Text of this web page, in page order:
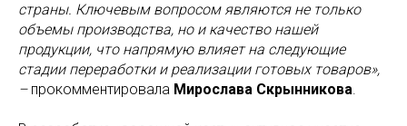
страны. Ключевым вопросом являются не только
объемы производства, но и качество нашей
продукции, что напрямую влияет на следующие
стадии переработки и реализации готовых товаров»,
– прокомментировала Мирослава Скрынникова.